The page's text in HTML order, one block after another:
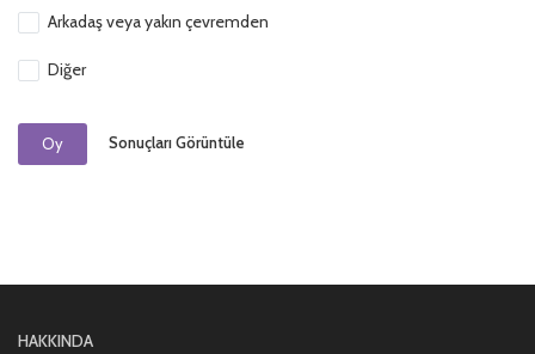
Arkadaş veya yakın çevremden
Diğer
Oy Sonuçları Görüntüle
HAKKINDA